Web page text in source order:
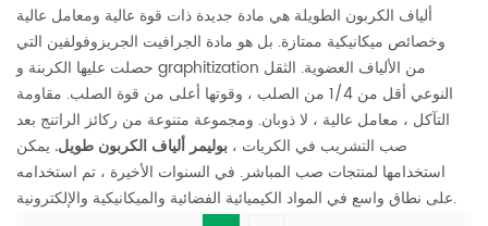
ألياف الكربون الطويلة هي مادة جديدة ذات قوة عالية ومعامل عالية
وخصائص ميكانيكية ممتازة. بل هو مادة الجرافيت الجريزوفولفين التي
حصلت عليها الكربنة و graphitization من الألياف العضوية. الثقل
النوعي أقل من 1/4 من الصلب ، وقوتها أعلى من قوة الصلب. مقاومة
التآكل ، معامل عالية ، لا ذوبان. ومجموعة متنوعة من ركائز الراتنج بعد
صب التشريب في الكريات ، بوليمر ألياف الكربون طويل. يمكن
استخدامها لمنتجات صب المباشر. في السنوات الأخيرة ، تم استخدامه
على نطاق واسع في المواد الكيميائية الفضائية والميكانيكية والإلكترونية.